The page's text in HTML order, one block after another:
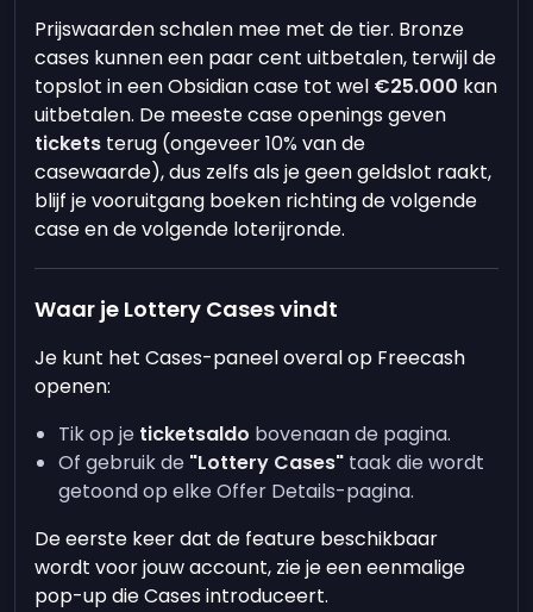
Prijswaarden schalen mee met de tier. Bronze
cases kunnen een paar cent uitbetalen, terwijl de
topslot in een Obsidian case tot wel €25.000 kan
uitbetalen. De meeste case openings geven
tickets terug (ongeveer 10% van de
casewaarde), dus zelfs als je geen geldslot raakt,
blijf je vooruitgang boeken richting de volgende
case en de volgende loterijronde.
Waar je Lottery Cases vindt
Je kunt het Cases-paneel overal op Freecash
openen:
Tik op je ticketsaldo bovenaan de pagina.
Of gebruik de "Lottery Cases" taak die wordt
getoond op elke Offer Details-pagina.
De eerste keer dat de feature beschikbaar
wordt voor jouw account, zie je een eenmalige
pop-up die Cases introduceert.